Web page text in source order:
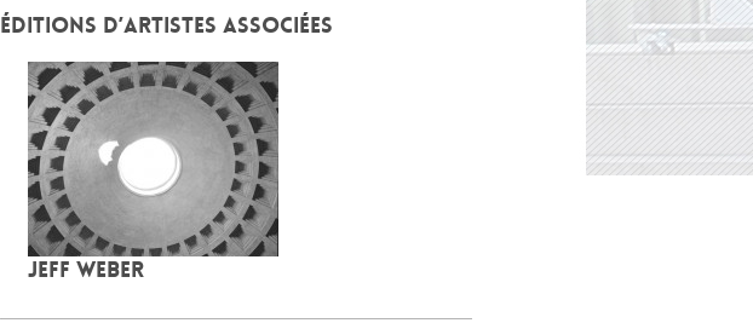
ÉDITIONS D’ARTISTES ASSOCIÉES
JEFF WEBER